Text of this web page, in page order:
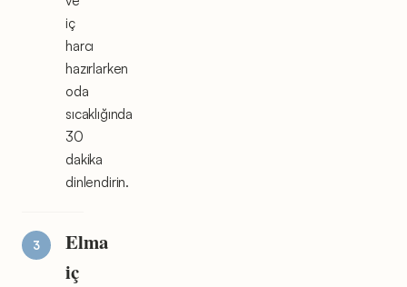
iç
harcı
hazırlarken
oda
sıcaklığında
30
dakika
dinlendirin.
Elma
iç